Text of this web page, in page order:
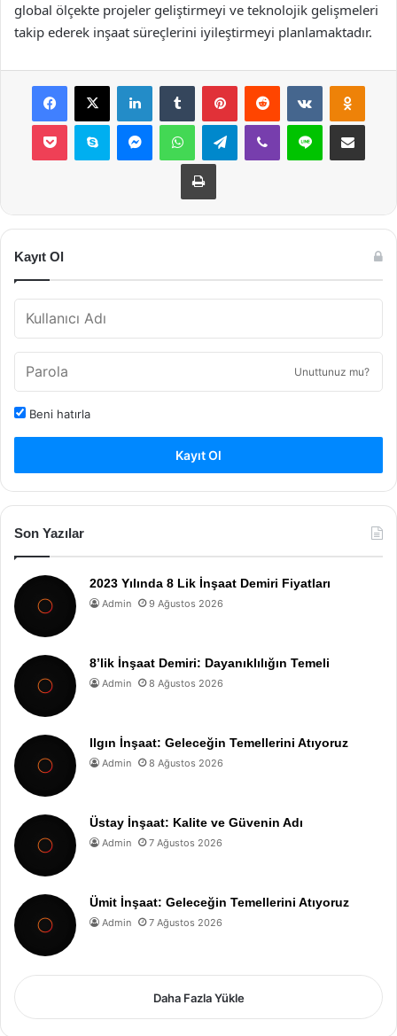
global ölçekte projeler geliştirmeyi ve teknolojik gelişmeleri
takip ederek inşaat süreçlerini iyileştirmeyi planlamaktadır.
Facebook
X LinkedInTumblr PinterestReddit VKontakte
Pocket Skype MessengerWhatsAppTelegramViber Line E-Posta ile
Yazdır
Kayıt Ol
Unuttunuz mu?
Beni hatırla
Kayıt Ol
Son Yazılar
2023 Yılında 8 Lik İnşaat Demiri Fiyatları
Admin 9 Ağustos 2026
8’lik İnşaat Demiri: Dayanıklılığın Temeli
Admin 8 Ağustos 2026
Ilgın İnşaat: Geleceğin Temellerini Atıyoruz
Admin 8 Ağustos 2026
Üstay İnşaat: Kalite ve Güvenin Adı
Admin 7 Ağustos 2026
Ümit İnşaat: Geleceğin Temellerini Atıyoruz
Admin 7 Ağustos 2026
Daha Fazla Yükle